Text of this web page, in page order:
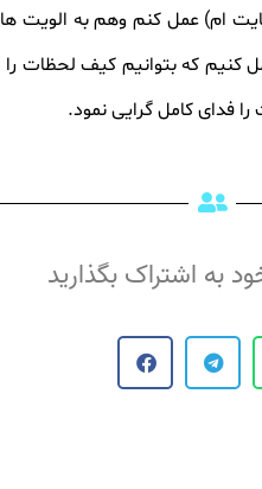
ام) عمل کنم وهم به الویت
کنیم که بتوانیم کیف لحظات را
فدای کامل گرایی نمود.
به اشتراک بگذارید